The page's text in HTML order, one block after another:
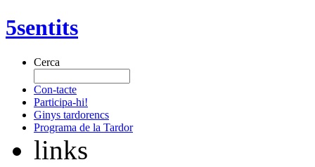
5sentits
Cerca
Con-tacte
Participa-hi!
Ginys tardorencs
Programa de la Tardor
links